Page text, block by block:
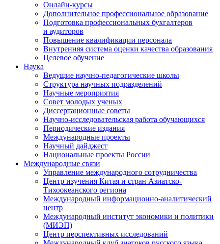
Онлайн-курсы
Дополнительное профессиональное образование
Подготовка профессиональных бухгалтеров
и аудиторов
Повышение квалификации персонала
Внутренняя система оценки качества образования
Целевое обучение
Наука
Ведущие научно-педагогические школы
Структура научных подразделений
Научные мероприятия
Совет молодых ученых
Диссертационные советы
Научно-исследовательская работа обучающихся
Периодические издания
Международные проекты
Научный дайджест
Национальные проекты России
Международные связи
Управление международного сотрудничества
Центр изучения Китая и стран Азиатско-
Тихоокеанского региона
Международный информационно-аналитический
центр
Международный институт экономики и политики
(МИЭП)
Центр перспективных исследований